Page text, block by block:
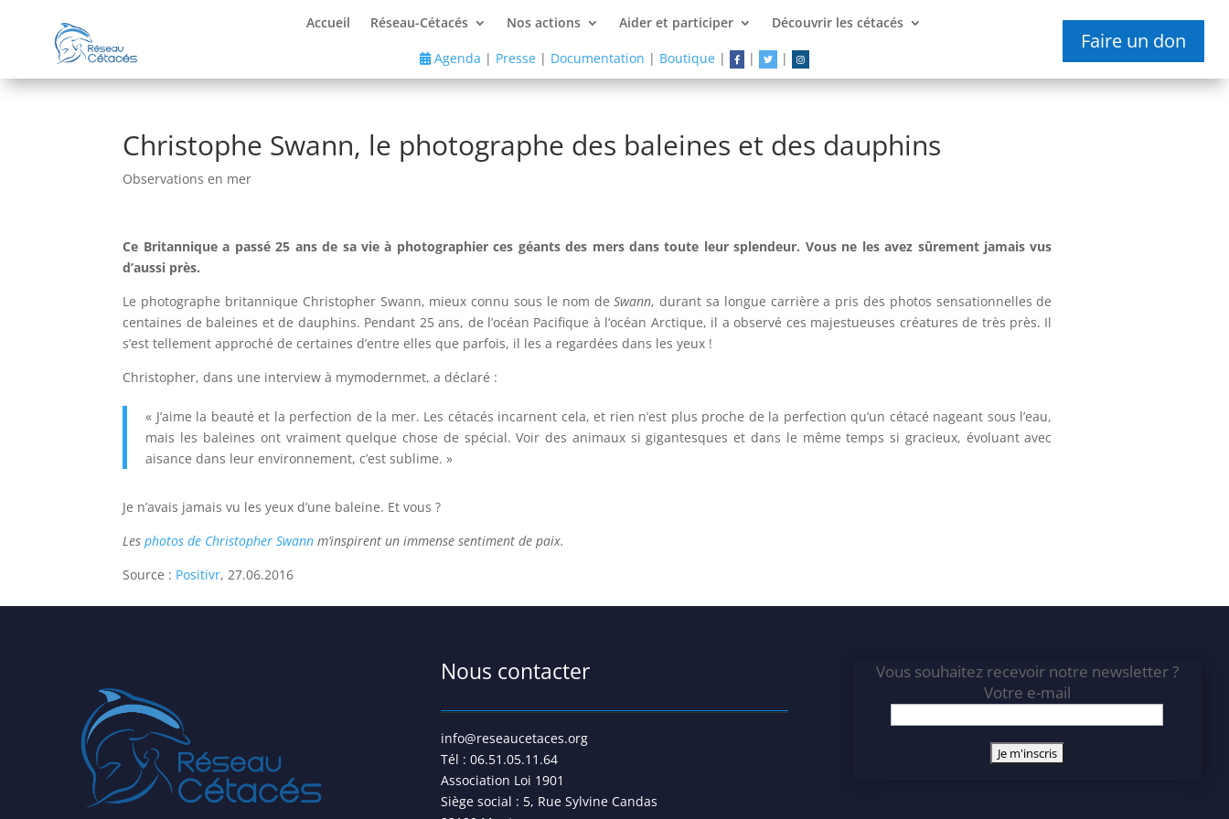
Accueil Réseau-Cétacés Nos actions Aider et participer Découvrir les cétacés
Agenda | Presse| Documentation | Boutique| | |
Faire un don
Christophe Swann, le photographe des baleines et des dauphins
Observations en mer
Ce Britannique a passé 25 ans de sa vie à photographier ces géants des mers dans toute leur splendeur. Vous ne les avez sûrement jamais vus
d’aussi près.
Le photographe britannique Christopher Swann, mieux connu sous le nom deSwann, durant sa longue carrière a pris des photos sensationnelles de
centaines de baleines et de dauphins. Pendant 25 ans, de l’océan Pacifique à l’océan Arctique, il a observé ces majestueuses créatures de très près. Il
s’est tellement approché de certaines d’entre elles que parfois, il les a regardées dans les yeux !
Christopher, dans une interview à mymodernmet, a déclaré :
« J’aime la beauté et la perfection de la mer. Les cétacés incarnent cela, et rien n’est plus proche de la perfection qu’un cétacé nageant sous l’eau,
mais les baleines ont vraiment quelque chose de spécial. Voir des animaux si gigantesques et dans le même temps si gracieux, évoluant avec
aisance dans leur environnement, c’est sublime. »
Je n’avais jamais vu les yeux d’une baleine. Et vous ?
Lesphotos de Christopher Swann m’inspirent un immense sentiment de paix.
Source : Positivr, 27.06.2016
Nous contacter
info@reseaucetaces.org
Tél : 06.51.05.11.64
Association Loi 1901
Siège social : 5, Rue Sylvine Candas
Vous souhaitez recevoir notre newsletter ?
Votre e-mail